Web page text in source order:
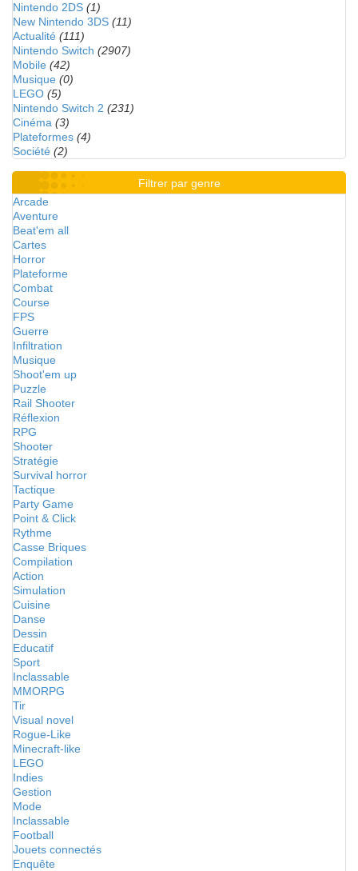
Nintendo 2DS (1)
New Nintendo 3DS (11)
Actualité (111)
Nintendo Switch (2907)
Mobile (42)
Musique (0)
LEGO (5)
Nintendo Switch 2 (231)
Cinéma (3)
Plateformes (4)
Société (2)
Filtrer par genre
Arcade
Aventure
Beat'em all
Cartes
Horror
Plateforme
Combat
Course
FPS
Guerre
Infiltration
Musique
Shoot'em up
Puzzle
Rail Shooter
Réflexion
RPG
Shooter
Stratégie
Survival horror
Tactique
Party Game
Point & Click
Rythme
Casse Briques
Compilation
Action
Simulation
Cuisine
Danse
Dessin
Educatif
Sport
Inclassable
MMORPG
Tir
Visual novel
Rogue-Like
Minecraft-like
LEGO
Indies
Gestion
Mode
Inclassable
Football
Jouets connectés
Enquête